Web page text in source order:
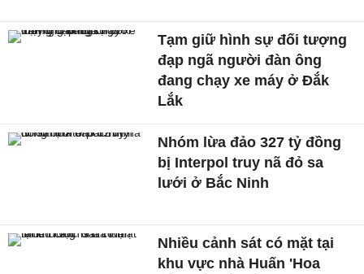
Tạm giữ hình sự đối tượng
đạp ngã người đàn ông
đang chạy xe máy ở Đắk
Lắk
Nhóm lừa đảo 327 tỷ đồng
bị Interpol truy nã đỏ sa
lưới ở Bắc Ninh
Nhiều cảnh sát có mặt tại
khu vực nhà Huấn 'Hoa